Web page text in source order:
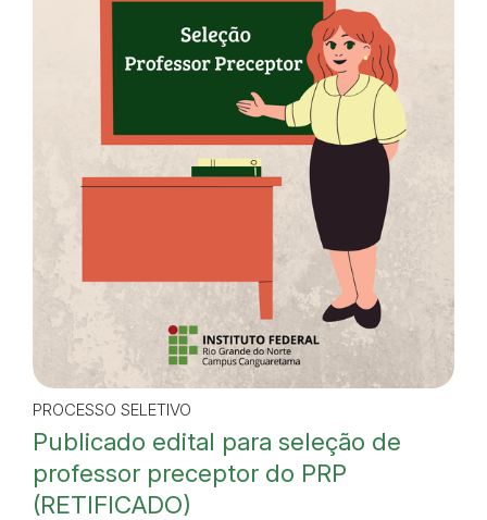
PROCESSO SELETIVO
Publicado edital para seleção de
professor preceptor do PRP
(RETIFICADO)